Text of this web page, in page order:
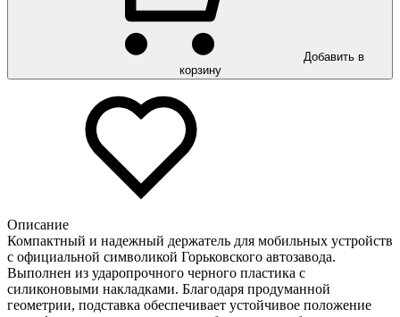
Добавить в
корзину
Описание
Компактный и надежный держатель для мобильных устройств
с официальной символикой Горьковского автозавода.
Выполнен из ударопрочного черного пластика с
силиконовыми накладками. Благодаря продуманной
геометрии, подставка обеспечивает устойчивое положение